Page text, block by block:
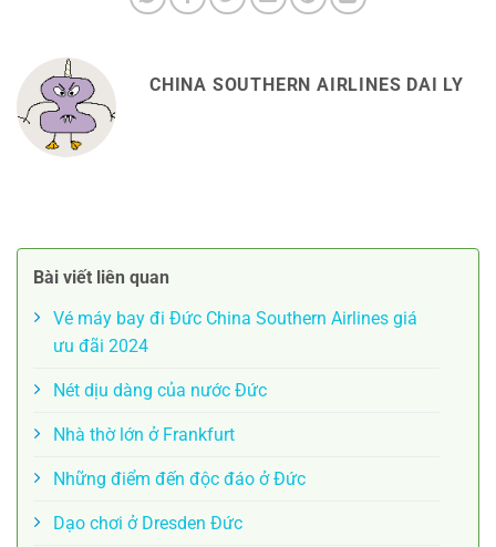
CHINA SOUTHERN AIRLINES DAI LY
Bài viết liên quan
Vé máy bay đi Đức China Southern Airlines giá
ưu đãi 2024
Nét dịu dàng của nước Đức
Nhà thờ lớn ở Frankfurt
Những điểm đến độc đáo ở Đức
Dạo chơi ở Dresden Đức